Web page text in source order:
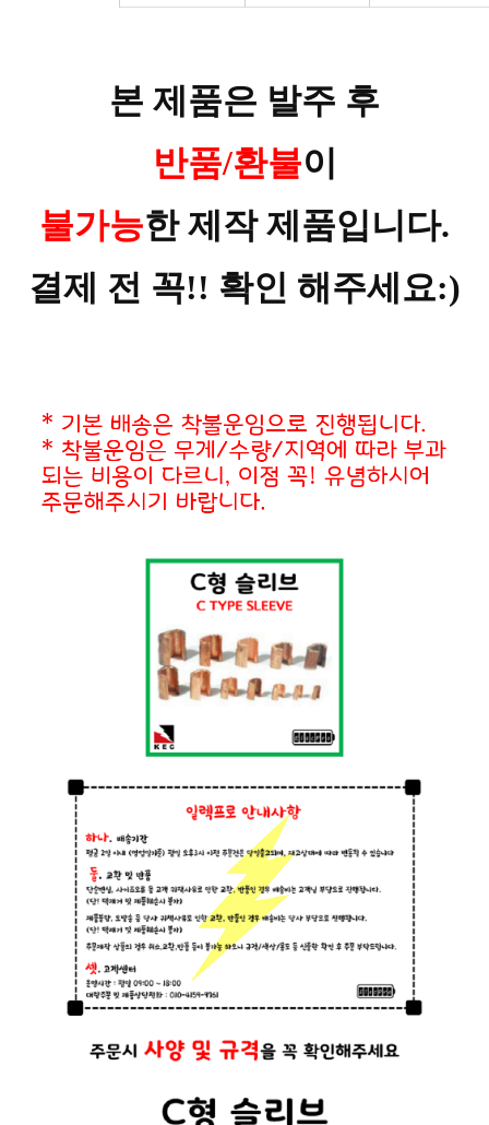
본 제품은 발주 후
반품/환불이
불가능한 제작 제품입니다.
결제 전 꼭!! 확인 해주세요:)